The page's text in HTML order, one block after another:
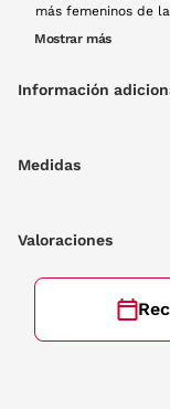
más femeninos de
acetato color negro
Mostrar más
Información
Medidas
Valoraciones